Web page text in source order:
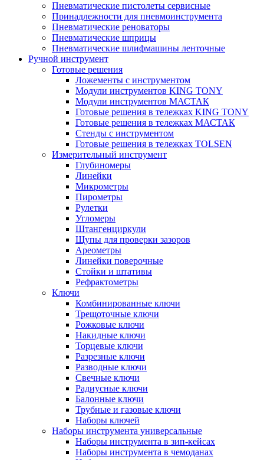
Пневматические пистолеты сервисные
Принадлежности для пневмоинструмента
Пневматические реноваторы
Пневматические шприцы
Пневматические шлифмашины ленточные
Ручной инструмент
Готовые решения
Ложементы с инструментом
Модули инструментов KING TONY
Модули инструментов МАСТАК
Готовые решения в тележках KING TONY
Готовые решения в тележках МАСТАК
Стенды с инструментом
Готовые решения в тележках TOLSEN
Измерительный инструмент
Глубиномеры
Линейки
Микрометры
Пирометры
Рулетки
Угломеры
Штангенциркули
Щупы для проверки зазоров
Ареометры
Линейки поверочные
Стойки и штативы
Рефрактометры
Ключи
Комбинированные ключи
Трещоточные ключи
Рожковые ключи
Накидные ключи
Торцевые ключи
Разрезные ключи
Разводные ключи
Свечные ключи
Радиусные ключи
Балонные ключи
Трубные и газовые ключи
Наборы ключей
Наборы инструмента универсальные
Наборы инструмента в зип-кейсах
Наборы инструмента в чемоданах